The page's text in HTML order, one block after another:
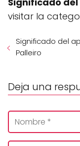
visitar la
Significado del
Palleiro
Deja una